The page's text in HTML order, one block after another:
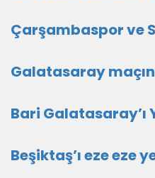
Çarşambaspor ve
Galatasaray
Bari Galatasaray’ı
Beşiktaş’ı eze eze